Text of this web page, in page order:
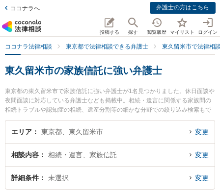
ココナラへ 弁護士の方はこちら
投稿する 探す 閲覧履歴 マイリスト ログイン
ココナラ法律相談 東京都で法律相談できる弁護士 東久留米市で法律相
東久留米市の家族信託に強い弁護士
東京都の東久留米市で家族信託に強い弁護士が1名見つかりました。休日面談や
夜間面談に対応している弁護士なども掲載中。相続・遺言に関係する家族間の
相続トラブルや認知症の相続、遺産分割等の細かな分野での絞り込み検索もで
き便利です。特に北多摩いちょう法律事務所の稲村 晃伸弁護士のプロフィール
情報や弁護士費用、強みなどが注目されています。『東久留米市で土日や夜間
信託を法律相談できる東久留米市内の弁護士に相談予約したい』などでお困り
の相談者さんにおすすめです。
エリア 東京都、東久留米市 変更
相談内容 相続・遺言、家族信託 変更
詳細条件 未選択 変更